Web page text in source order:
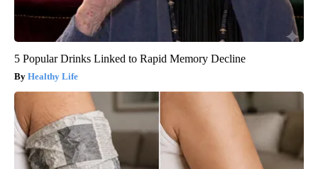
5 Popular Drinks Linked to Rapid Memory Decline
Healthy Life